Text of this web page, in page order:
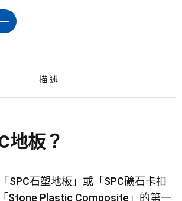
描述
地板？
SPC石塑地板」或「SPC礦石卡扣
Stone Plastic Composite」的第一